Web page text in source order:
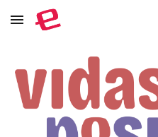
Skip to main content